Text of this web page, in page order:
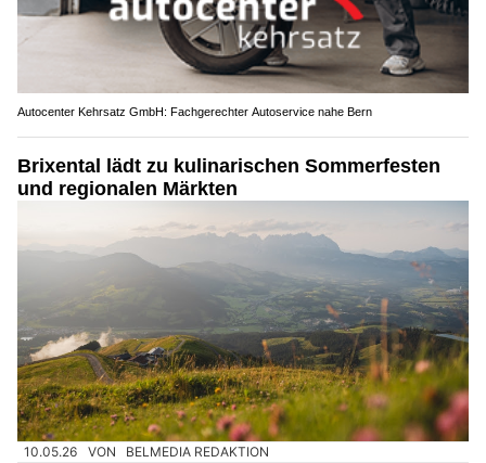
Autocenter Kehrsatz GmbH: Fachgerechter Autoservice nahe Bern
Brixental lädt zu kulinarischen Sommerfesten
und regionalen Märkten
10.05.26 VON BELMEDIA REDAKTION